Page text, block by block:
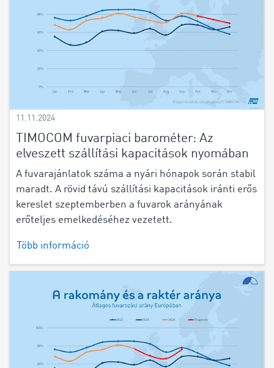
11.11.2024
TIMOCOM fuvarpiaci barométer: Az
elveszett szállítási kapacitások nyomában
A fuvarajánlatok száma a nyári hónapok során stabil
maradt. A rövid távú szállítási kapacitások iránti erős
kereslet szeptemberben a fuvarok arányának
erőteljes emelkedéséhez vezetett.
Több információ